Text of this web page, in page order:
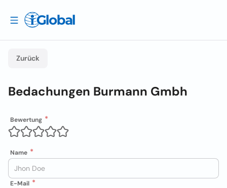
Zurück
Bedachungen Burmann Gmbh
Bewertung
Name
E-Mail